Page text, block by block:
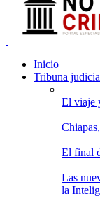
Inicio
Tribuna
El viaje
El final
Las
la